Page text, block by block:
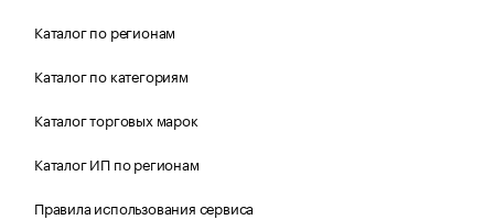
Каталог по регионам
Каталог по категориям
Каталог торговых марок
Каталог ИП по регионам
Правила использования сервиса